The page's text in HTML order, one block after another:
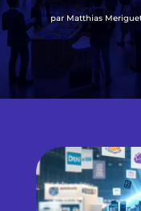
parMatthias